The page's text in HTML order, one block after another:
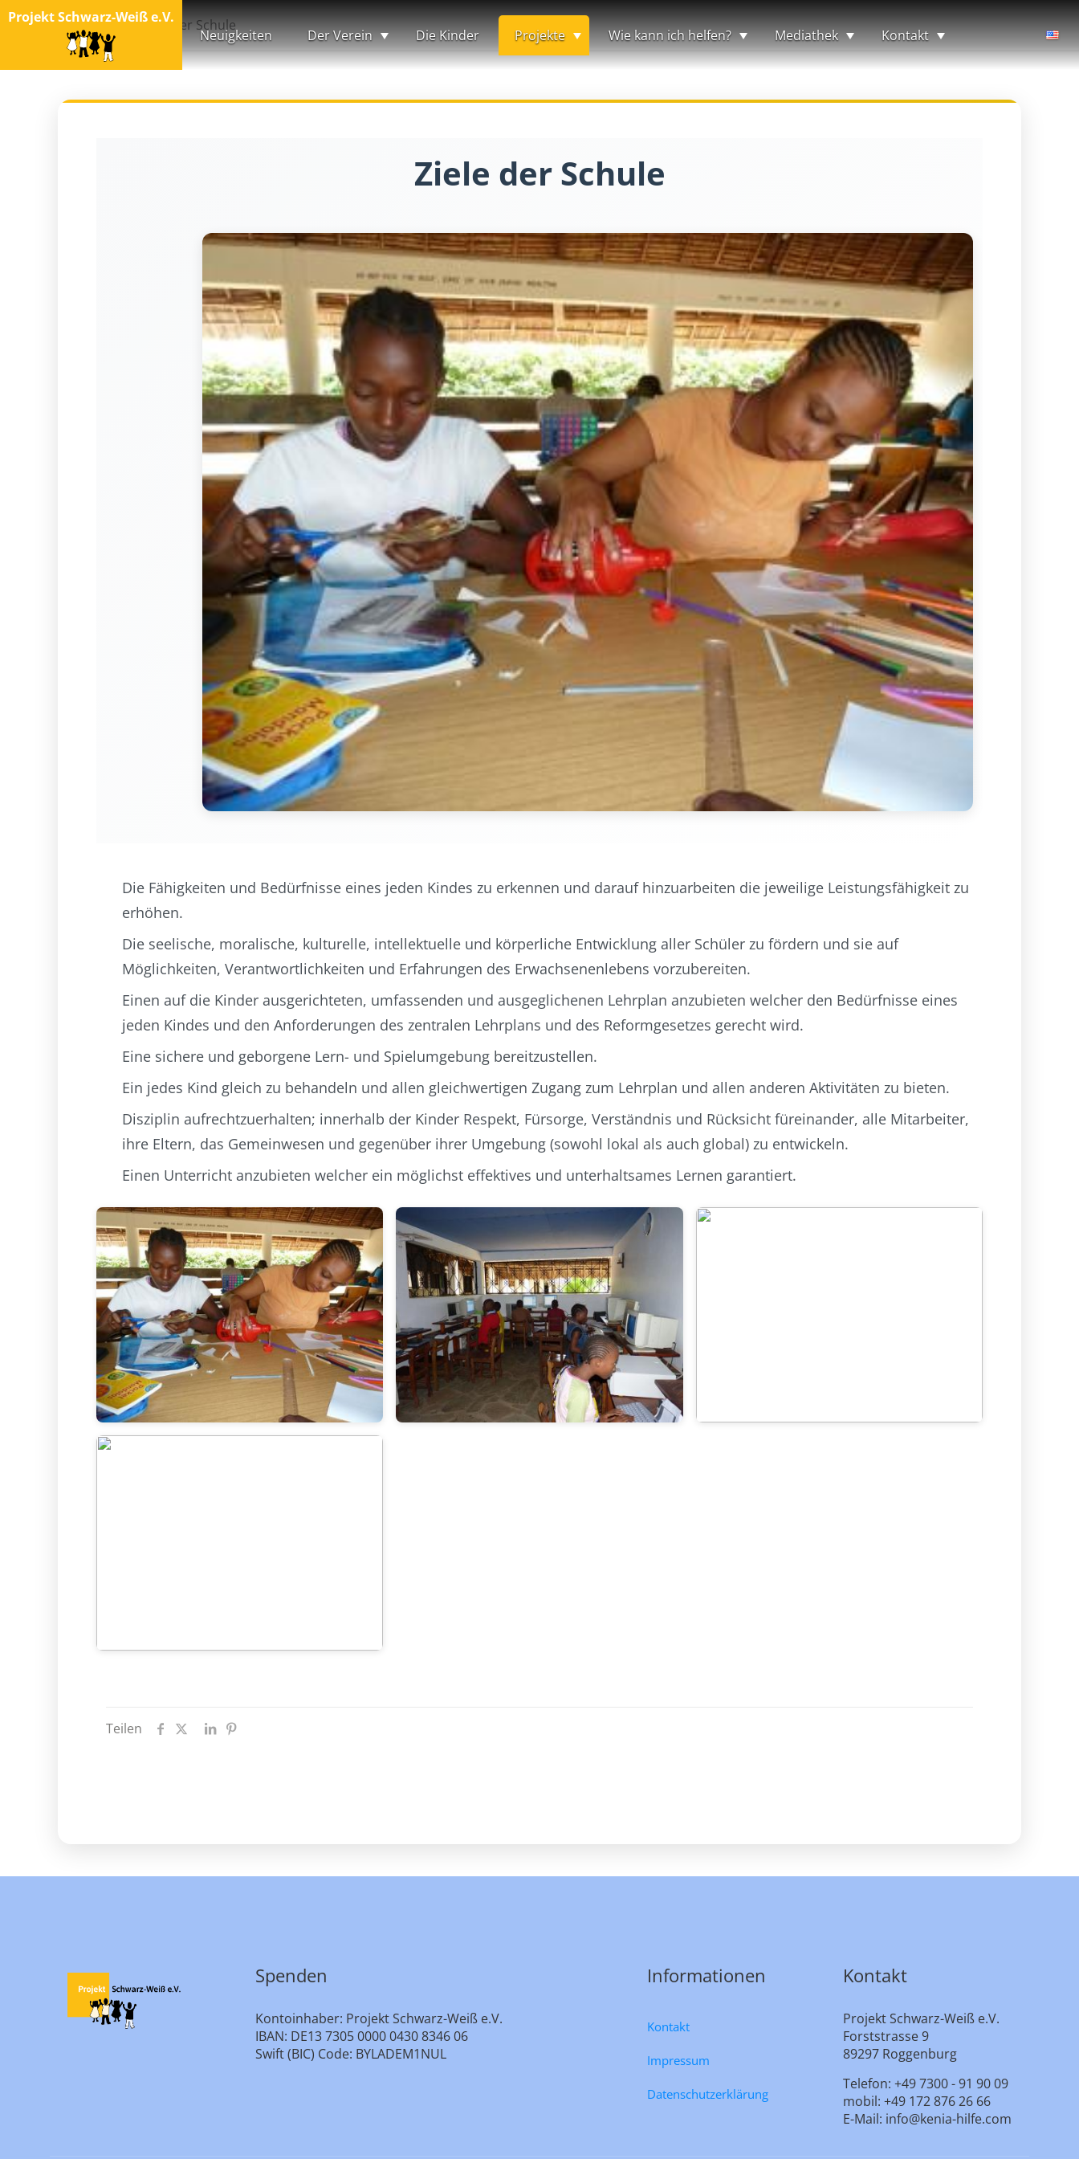
Projekt Schwarz-Weiß e.V.
Neuigkeiten
Der Verein Die Kinder Projekte Wie kann ich helfen? Mediathek Kontakt
Startseite Ziele der Schule
Ziele der Schule
Die Fähigkeiten und Bedürfnisse eines jeden Kindes zu erkennen und darauf hinzuarbeiten die jeweilige Leistungsfähigkeit zu
erhöhen.
Die seelische, moralische, kulturelle, intellektuelle und körperliche Entwicklung aller Schüler zu fördern und sie auf
Möglichkeiten, Verantwortlichkeiten und Erfahrungen des Erwachsenenlebens vorzubereiten.
Einen auf die Kinder ausgerichteten, umfassenden und ausgeglichenen Lehrplan anzubieten welcher den Bedürfnisse eines
jeden Kindes und den Anforderungen des zentralen Lehrplans und des Reformgesetzes gerecht wird.
Eine sichere und geborgene Lern- und Spielumgebung bereitzustellen.
Ein jedes Kind gleich zu behandeln und allen gleichwertigen Zugang zum Lehrplan und allen anderen Aktivitäten zu bieten.
Disziplin aufrechtzuerhalten; innerhalb der Kinder Respekt, Fürsorge, Verständnis und Rücksicht füreinander, alle Mitarbeiter,
ihre Eltern, das Gemeinwesen und gegenüber ihrer Umgebung (sowohl lokal als auch global) zu entwickeln.
Einen Unterricht anzubieten welcher ein möglichst effektives und unterhaltsames Lernen garantiert.
Teilen
Spenden
Kontoinhaber: Projekt Schwarz-Weiß e.V.
IBAN: DE13 7305 0000 0430 8346 06
Swift (BIC) Code: BYLADEM1NUL
Informationen
Kontakt
Impressum
Datenschutzerklärung
Kontakt
Projekt Schwarz-Weiß e.V.
Forststrasse 9
89297 Roggenburg
Telefon: +49 7300 - 91 90 09
mobil: +49 172 876 26 66
E-Mail: info@kenia-hilfe.com